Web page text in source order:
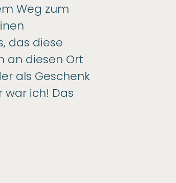
Weg zum
das diese
an diesen Ort
als Geschenk
war ich! Das